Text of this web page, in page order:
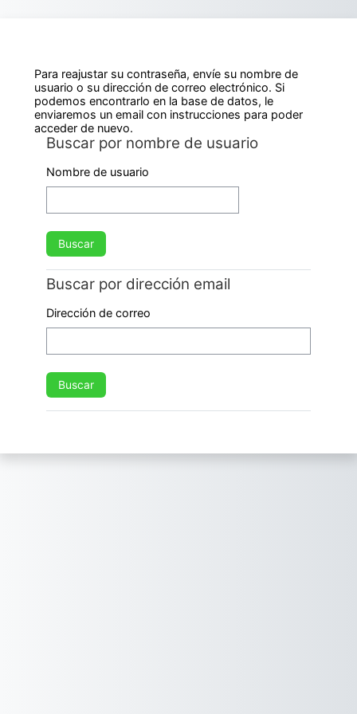
Para reajustar su contraseña, envíe su nombre de
usuario o su dirección de correo electrónico. Si
podemos encontrarlo en la base de datos, le
enviaremos un email con instrucciones para poder
acceder de nuevo.
Buscar por nombre de usuario
Buscar por nombre de usuario
Nombre de usuario
Buscar por dirección email
Buscar por dirección email
Dirección de correo